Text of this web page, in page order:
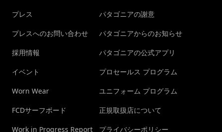
プレス
プレスへのお問い合わせ
採用情報
イベント
Worn Wear
FCDサーフボード
Work in Progress Report
パタゴニアの謝意
パタゴニアからのお知らせ
パタゴニアの公式アプリ
プロセールス プログラム
ユニフォーム プログラム
正規取扱店について
プライバシーポリシー